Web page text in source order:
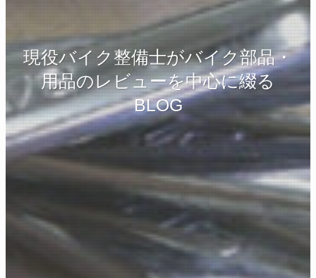
現役バイク整備士がバイク部品・
用品のレビューを中心に綴る
BLOG